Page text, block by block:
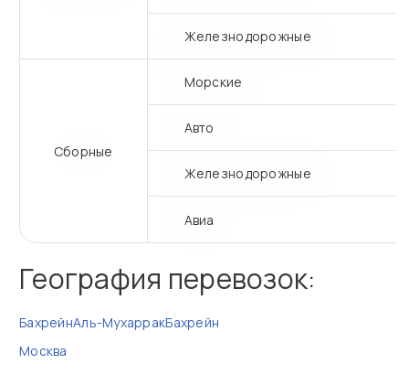
Железнодорожные
Сборные
Морские
Авто
Железнодорожные
Авиа
География перевозок:
БахрейнАль-МухарракБахрейн
Москва